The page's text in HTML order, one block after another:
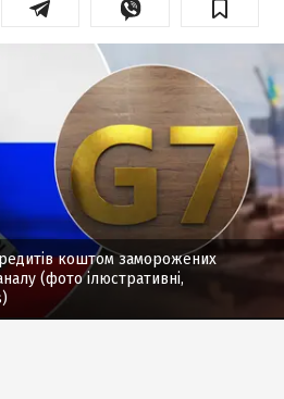
коштом заморожених
(фото ілюстративні,